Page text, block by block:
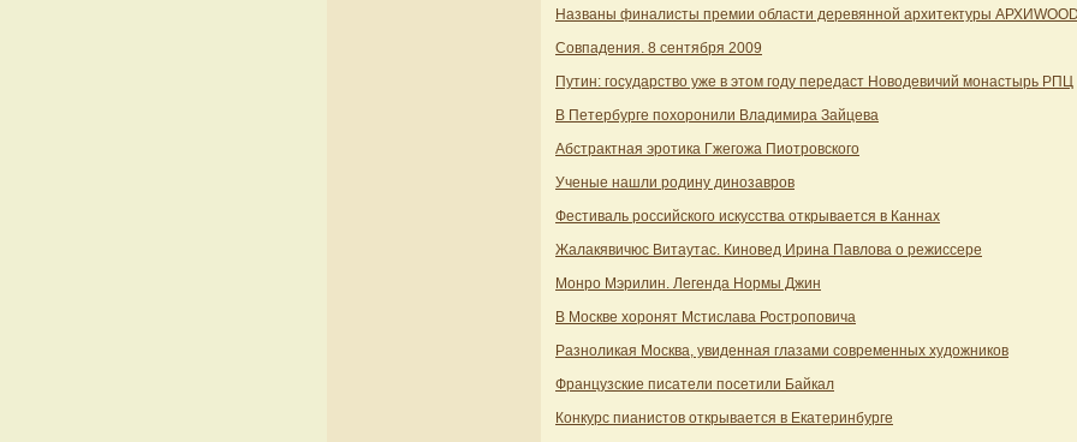
Названы финалисты премии области деревянной архитектуры
Совпадения. 8 сентября 2009
Путин: государство уже в этом году передаст Новодевичий монастырь РПЦ
В Петербурге похоронили Владимира Зайцева
Абстрактная эротика Гжегожа Пиотровского
Ученые нашли родину динозавров
Фестиваль российского искусства открывается в Каннах
Жалакявичюс Витаутас. Киновед Ирина Павлова о режиссере
Монро Мэрилин. Легенда Нормы Джин
В Москве хоронят Мстислава Ростроповича
Разноликая Москва, увиденная глазами современных художников
Французские писатели посетили Байкал
Конкурс пианистов открывается в Екатеринбурге